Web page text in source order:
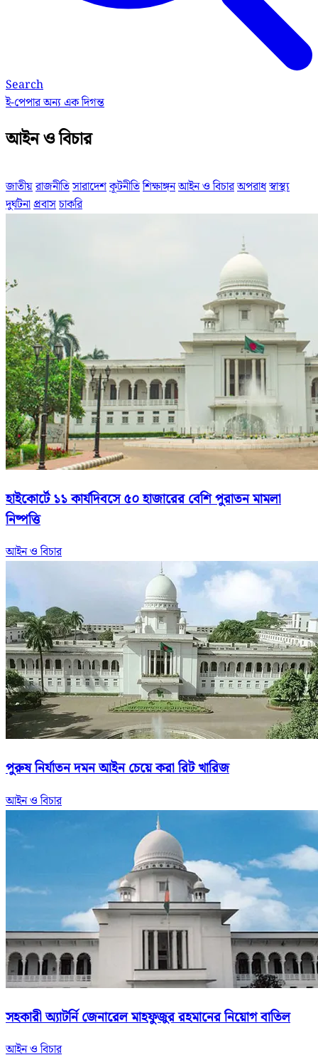
Search
ই-পেপারঅন্য এক দিগন্ত
আইন ও বিচার
জাতীয়রাজনীতিসারাদেশকূটনীতিশিক্ষাঙ্গনআইন ও বিচারঅপরাধস্বাস্থ্য
দুর্ঘটনাপ্রবাসচাকরি
হাইকোর্টে ১১ কার্যদিবসে ৫০ হাজারের বেশি পুরাতন মামলা
নিষ্পত্তি
আইন ও বিচার
পুরুষ নির্যাতন দমন আইন চেয়ে করা রিট খারিজ
আইন ও বিচার
সহকারী অ্যাটর্নি জেনারেল মাহফুজুর রহমানের নিয়োগ বাতিল
আইন ও বিচার